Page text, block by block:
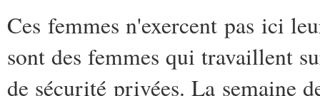
Ces femmes n'exercent pas ici
sont des femmes qui travaillent
de sécurité privées. La semaine